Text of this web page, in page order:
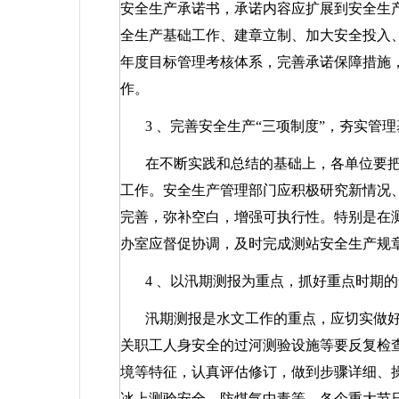
安全生产承诺书，承诺内容应扩展到安全
全生产基础工作、建章立制、加大安全投
年度目标管理考核体系，完善承诺保障措
作。
3 、完善安全生产“三项制度”，夯实管
在不断实践和总结的基础上，各单位要
工作。安全生产管理部门应积极研究新情
完善，弥补空白，增强可执行性。特别是
办室应督促协调，及时完成测站安全生产规
4 、以汛期测报为重点，抓好重点时期
汛期测报是水文工作的重点，应切实做
关职工人身安全的过河测验设施等要反复
境等特征，认真评估修订，做到步骤详细